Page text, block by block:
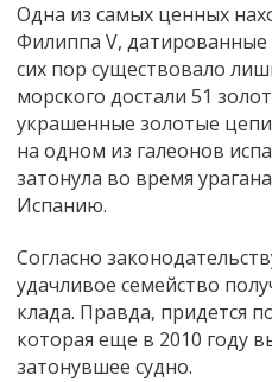
Одна из самых ценных
Филиппа V,
сих пор существовало
морского достали 51
украшенные золотые
на одном из галеонов
затонула во время
Испанию.
Согласно
удачливое семейство
клада. Правда, придется
которая еще в 2010 году
затонувшее судно.